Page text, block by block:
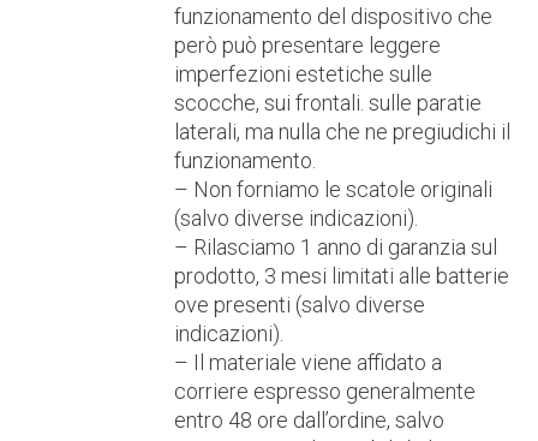
funzionamento del dispositivo che
però può presentare leggere
imperfezioni estetiche sulle
scocche, sui frontali. sulle paratie
laterali, ma nulla che ne pregiudichi il
funzionamento.
– Non forniamo le scatole originali
(salvo diverse indicazioni).
– Rilasciamo 1 anno di garanzia sul
prodotto, 3 mesi limitati alle batterie
ove presenti (salvo diverse
indicazioni).
– Il materiale viene affidato a
corriere espresso generalmente
entro 48 ore dall’ordine, salvo